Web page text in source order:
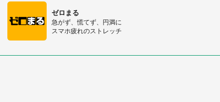
ゼロまる
急がず、慌てず、円満に
スマホ疲れのストレッチ